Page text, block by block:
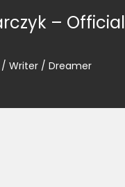
– Official
Writer / Dreamer